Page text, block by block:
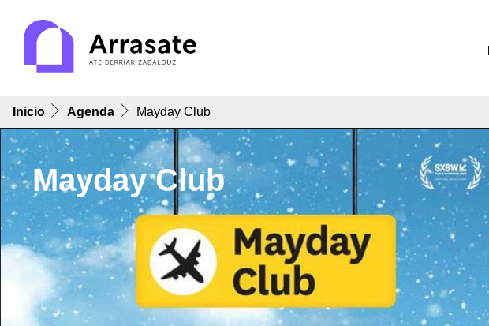
Inicio Agenda Mayday Club
Mayday Club